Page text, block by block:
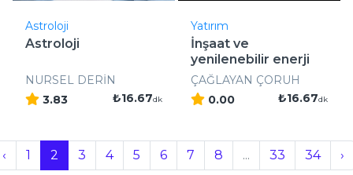
Astroloji
Astroloji
NURSEL DERİN
3.83
₺16.67dk
Yatırım
İnşaat ve
yenilenebilir enerji
yatırımla ..
ÇAĞLAYAN ÇORUH
0.00
₺16.67dk
‹ 1 2 3 4 5 6 7 8 ... 33 34 ›